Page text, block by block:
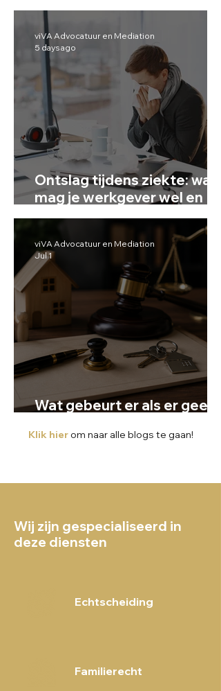
Ontslag tijdens ziekte: wat
mag je werkgever wel en
niet?
viVA Advocatuur en Mediation
5 days ago
Wat gebeurt er als er geen
viVA Advocatuur en Mediation
Jul 1
Klik hierom naar alle blogs te gaan!
Wij zijn gespecialiseerd in
deze diensten
Echtscheiding
Familierecht